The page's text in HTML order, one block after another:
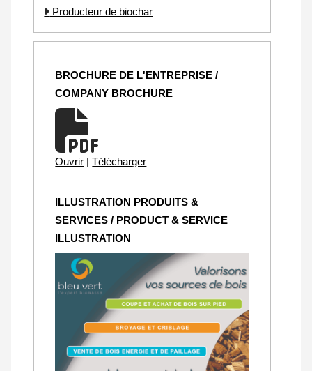
Producteur de biochar
BROCHURE DE L'ENTREPRISE /
COMPANY BROCHURE
Ouvrir | Télécharger
ILLUSTRATION PRODUITS &
SERVICES / PRODUCT & SERVICE
ILLUSTRATION